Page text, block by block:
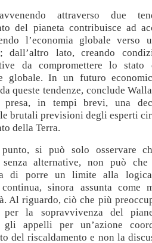
attraverso due
del pianeta contribuisce ad
l’economia globale verso
dall’altro lato, creando
da compromettere lo
globale. In un futuro
queste tendenze, conclude
presa, in tempi brevi, una
brutali previsioni degli esperti
della Terra.
si può solo osservare
senza alternative, non può che
di porre un limite alla
continua, sinora assunta come
Al riguardo, ciò che più
la sopravvivenza del
gli appelli per un’azione
del riscaldamento e non la